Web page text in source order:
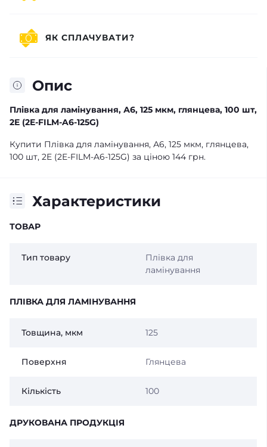
Опис
Плівка для ламінування, А6, 125 мкм, глянцева, 100 шт,
2E (2E-FILM-A6-125G)
Купити Плівка для ламінування, А6, 125 мкм, глянцева,
100 шт, 2E (2E-FILM-A6-125G) за ціною 144 грн.
Характеристики
ТОВАР
Тип товару
Плівка для
ламінування
ПЛІВКА ДЛЯ ЛАМІНУВАННЯ
Товщина, мкм 125
Поверхня Глянцева
Кількість 100
ДРУКОВАНА ПРОДУКЦІЯ
ЯК СПЛАЧУВАТИ?